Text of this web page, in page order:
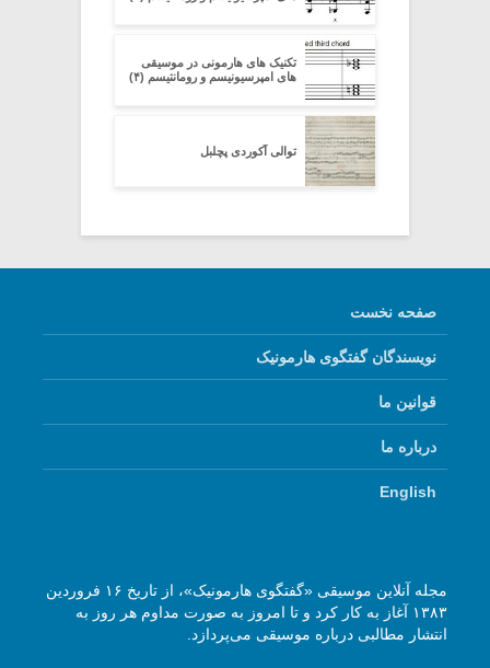
تکنیک های هارمونی در موسیقی
های امپرسیونیسم و رومانتیسم (۴)
توالی آکوردی پچلبل
صفحه نخست
نویسندگان گفتگوی هارمونیک
قوانین ما
درباره ما
English
مجله آنلاین موسیقی «گفتگوی هارمونیک»، از تاریخ ۱۶ فروردین
۱۳۸۳ آغاز به کار کرد و تا امروز به صورت مداوم هر روز به
انتشار مطالبی درباره موسیقی می‌پردازد.